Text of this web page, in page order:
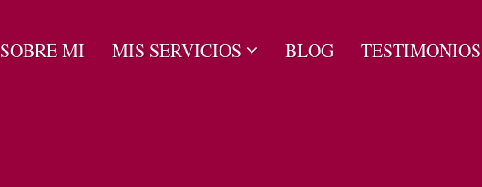
SOBRE MI MIS SERVICIOS BLOG TESTIMONIOS